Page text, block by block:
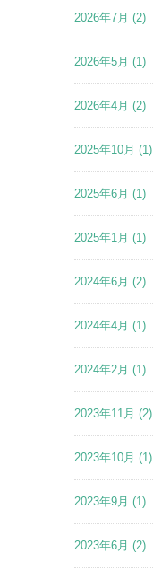
2026年7月 (2)
2026年5月 (1)
2026年4月 (2)
2025年10月 (1)
2025年6月 (1)
2025年1月 (1)
2024年6月 (2)
2024年4月 (1)
2024年2月 (1)
2023年11月 (2)
2023年10月 (1)
2023年9月 (1)
2023年6月 (2)